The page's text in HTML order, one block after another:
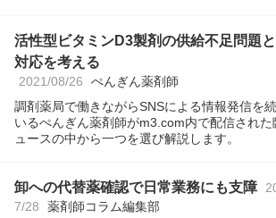
活性型ビタミンD3製剤の供給不足問題
対応を考える
2021/08/26 ぺんぎん薬剤師
調剤薬局で働きながらSNSによる情報発信を
いるぺんぎん薬剤師がm3.com内で配信された
ュースの中から一つを選び解説します。
卸への代替薬確認で日常業務にも支障
7/28
薬剤師コラム編集部